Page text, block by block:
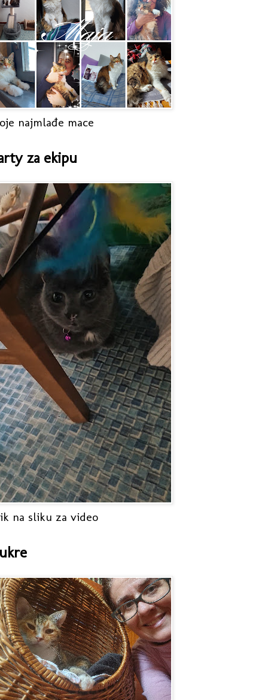
najmlađe mace
za ekipu
na sliku za video